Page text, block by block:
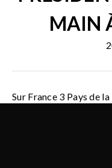
MAIN
Sur France 3 Pays de